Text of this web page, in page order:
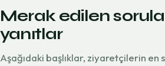
Merak edilen
yanıtlar
Aşağıdaki başlıklar, ziyaretçilerin en